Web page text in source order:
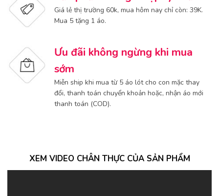
Giá lẻ thị trường 60k, mua hôm nay chỉ còn: 39K.
Mua 5 tặng 1 áo.
Ưu đãi không ngừng khi mua
sớm
Miễn ship khi mua từ 5 áo lót cho con mặc thay
đổi, thanh toán chuyển khoản hoặc, nhận áo mới
thanh toán (COD).
XEM VIDEO CHÂN THỰC CỦA SẢN PHẨM